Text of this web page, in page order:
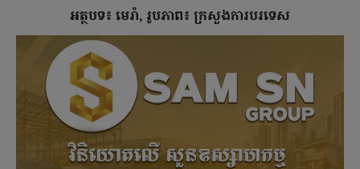
អត្ថបទ៖ មេរ៉ា, រូបភាព៖ ក្រសួងការបរទេស